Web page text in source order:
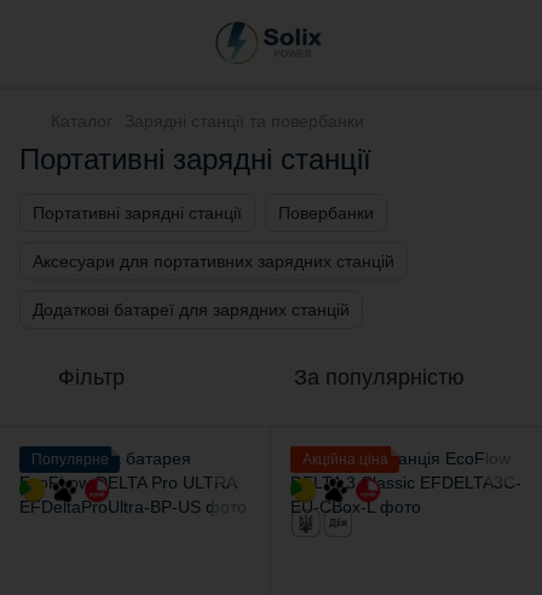
Портативні зарядні станції
Портативні зарядні станції Повербанки
Аксесуари для портативних зарядних станцій
Додаткові батареї для зарядних станцій
Фільтр За популярністю
Популярне Акційна ціна